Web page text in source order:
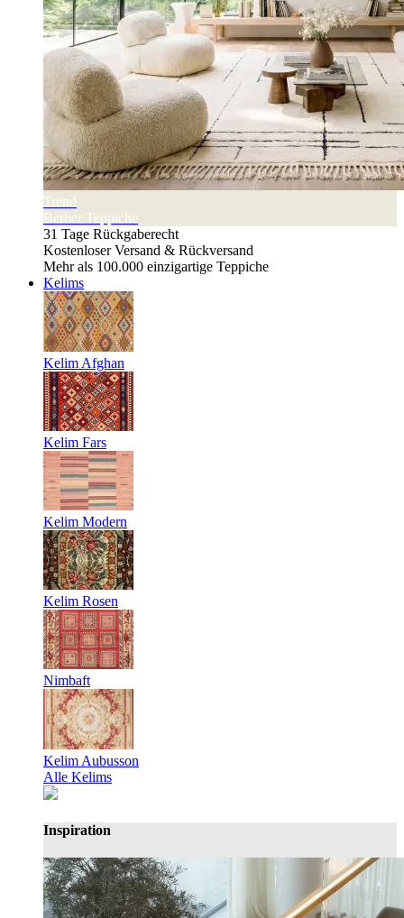
Trend
Berber Teppiche
31 Tage Rückgaberecht
Kostenloser Versand & Rückversand
Mehr als 100.000 einzigartige Teppiche
Kelims
Kelim Afghan
Kelim Fars
Kelim Modern
Kelim Rosen
Nimbaft
Kelim Aubusson
Alle Kelims
Inspiration